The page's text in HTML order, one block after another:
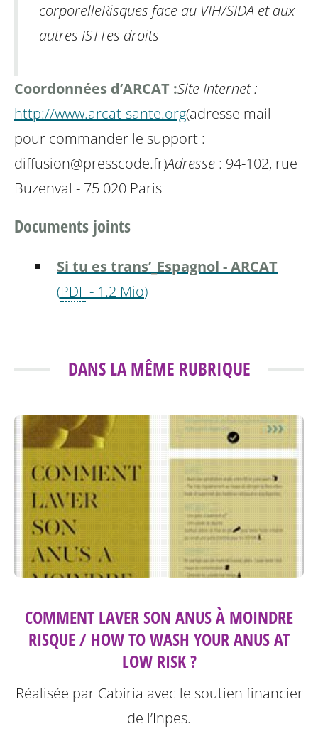
corporelleRisques face au VIH/SIDA et aux
autres ISTTes droits
Coordonnées d’ARCAT :Site Internet :
http://www.arcat-sante.org(adresse mail
pour commander le support :
diffusion@presscode.fr)Adresse : 94-102, rue
Buzenval - 75 020 Paris
Documents joints
Si tu es trans’_Espagnol - ARCAT
(PDF- 1.2 Mio)
DANS LA MÊME RUBRIQUE
COMMENT LAVER SON ANUS À MOINDRE
RISQUE / HOW TO WASH YOUR ANUS AT
LOW RISK ?
Réalisée par Cabiria avec le soutien financier
de l’Inpes.